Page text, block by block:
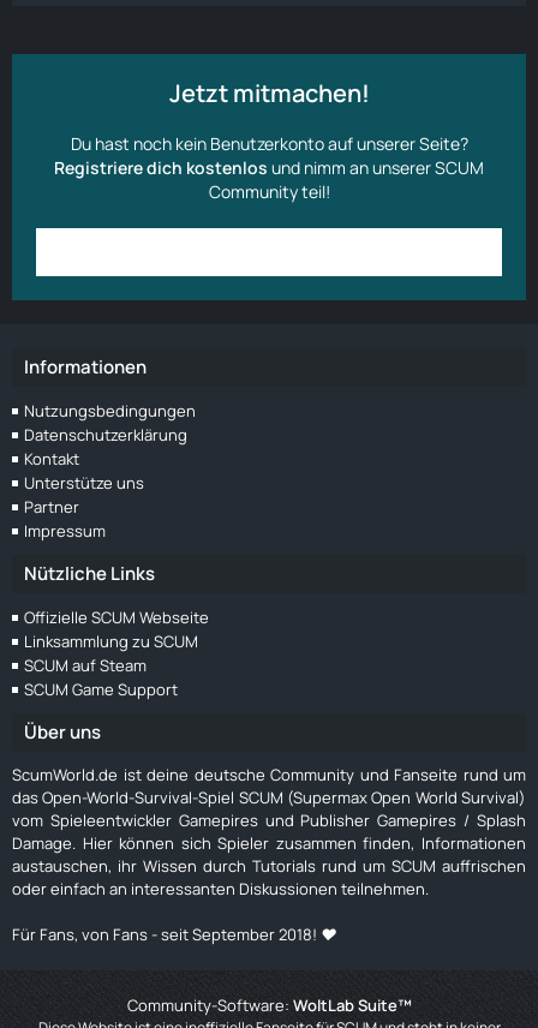
Jetzt mitmachen!
Du hast noch kein Benutzerkonto auf unserer Seite?
Registriere dich kostenlos und nimm an unserer SCUM
Community teil!
Informationen
Nutzungsbedingungen
Datenschutzerklärung
Kontakt
Unterstütze uns
Partner
Impressum
Nützliche Links
Offizielle SCUM Webseite
Linksammlung zu SCUM
SCUM auf Steam
SCUM Game Support
Über uns
ScumWorld.de ist deine deutsche Community und Fanseite rund um
das Open-World-Survival-Spiel SCUM (Supermax Open World Survival)
vom Spieleentwickler Gamepires und Publisher Gamepires / Splash
Damage. Hier können sich Spieler zusammen finden, Informationen
austauschen, ihr Wissen durch Tutorials rund um SCUM auffrischen
oder einfach an interessanten Diskussionen teilnehmen.
Für Fans, von Fans - seit September 2018! ❤️
Community-Software: WoltLab Suite™